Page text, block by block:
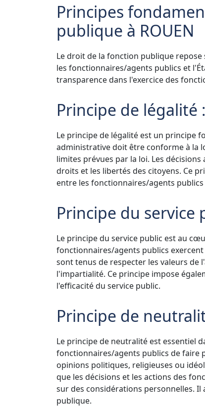
Principes
publique à ROUEN
Le droit de la fonction publique
les fonctionnaires/agents publics et
transparence dans l'exercice des
Principe de légalité :
Le principe de légalité est un principe
administrative doit être conforme à la
limites prévues par la loi. Les
droits et les libertés des citoyens. Ce
entre les fonctionnaires/agents publics
Principe du service
Le principe du service public est au
fonctionnaires/agents publics
sont tenus de respecter les valeurs
l'impartialité. Ce principe impose
l'efficacité du service public.
Principe de
Le principe de neutralité est essentiel
fonctionnaires/agents publics de faire
opinions politiques, religieuses ou
que les décisions et les actions des
sur des considérations personnelles.
publique.